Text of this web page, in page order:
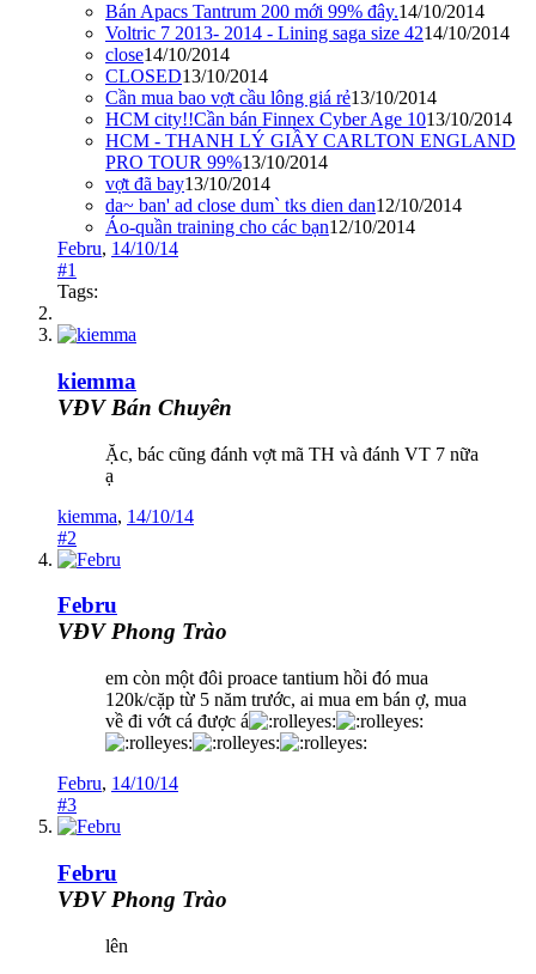
Bán Apacs Tantrum 200 mới 99% đây.14/10/2014
Voltric 7 2013- 2014 - Lining saga size 4214/10/2014
close14/10/2014
CLOSED13/10/2014
Cần mua bao vợt cầu lông giá rẻ13/10/2014
HCM city!!Cần bán Finnex Cyber Age 1013/10/2014
HCM - THANH LÝ GIẦY CARLTON ENGLAND
PRO TOUR 99%13/10/2014
vợt đã bay13/10/2014
da~ ban' ad close dum` tks dien dan12/10/2014
Áo-quần training cho các bạn12/10/2014
Febru, 14/10/14
#1
Tags:
kiemma
VĐV Bán Chuyên
Ặc, bác cũng đánh vợt mã TH và đánh VT 7 nữa
ạ
kiemma, 14/10/14
#2
Febru
VĐV Phong Trào
em còn một đôi proace tantium hồi đó mua
120k/cặp từ 5 năm trước, ai mua em bán ợ, mua
về đi vớt cá được á
Febru, 14/10/14
#3
Febru
VĐV Phong Trào
lên